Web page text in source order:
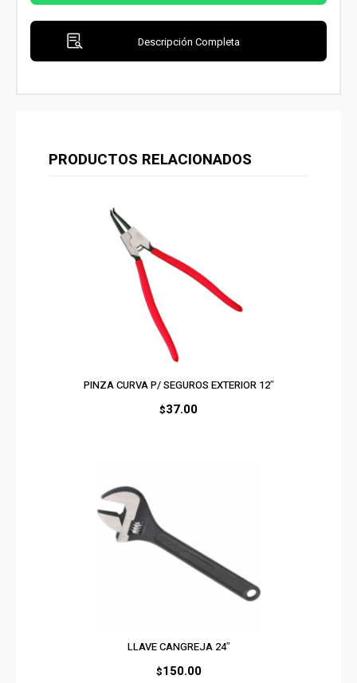
Descripción Completa
PRODUCTOS RELACIONADOS
PINZA CURVA P/ SEGUROS EXTERIOR 12″
$37.00
LLAVE CANGREJA 24″
$150.00